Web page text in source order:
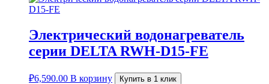
Электрический водонагреватель
серии DELTA RWH-D15-FE
₽6,590.00 В корзину Купить в 1 клик